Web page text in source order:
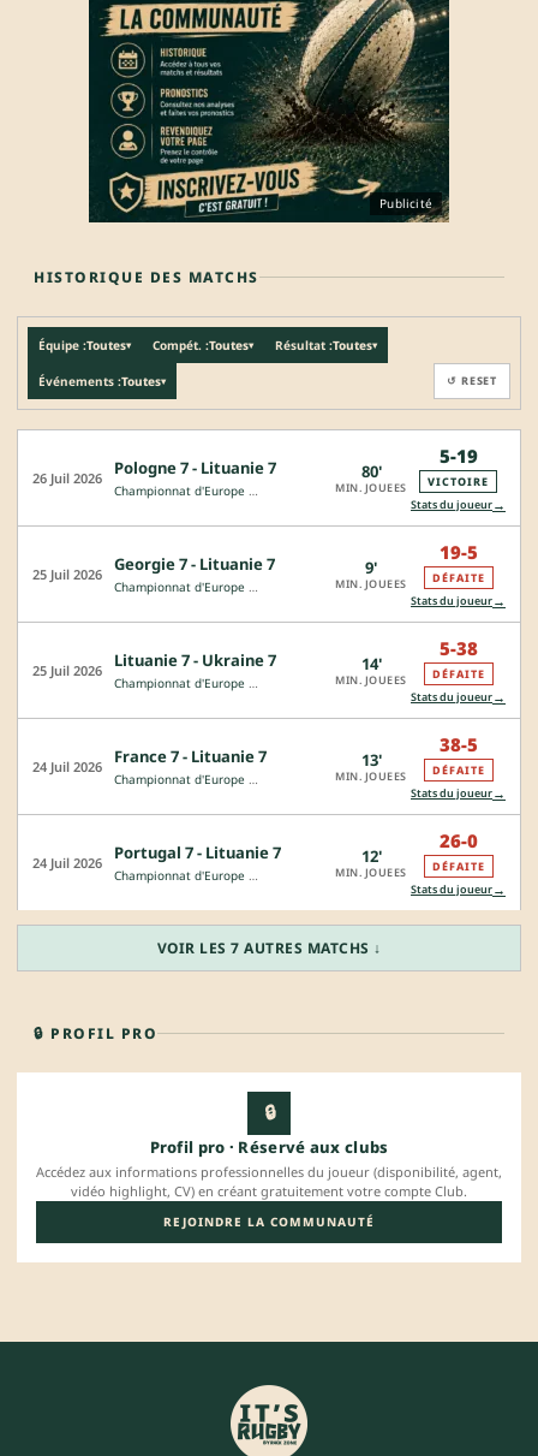
Publicité
HISTORIQUE DES MATCHS
Équipe :Toutes▾ Compét. :Toutes▾ Résultat :Toutes▾
Événements :Toutes▾ ↺ RESET
26 Juil 2026 Pologne 7 - Lituanie 7
Championnat d'Europe de Rugby à 7
80'
MIN. JOUEES
5-19
VICTOIRE
Stats du joueur→
25 Juil 2026 Georgie 7 - Lituanie 7
Championnat d'Europe de Rugby à 7
9'
MIN. JOUEES
19-5
DÉFAITE
Stats du joueur→
25 Juil 2026 Lituanie 7 - Ukraine 7
Championnat d'Europe de Rugby à 7
14'
MIN. JOUEES
5-38
DÉFAITE
Stats du joueur→
24 Juil 2026 France 7 - Lituanie 7
Championnat d'Europe de Rugby à 7
13'
MIN. JOUEES
38-5
DÉFAITE
Stats du joueur→
24 Juil 2026 Portugal 7 - Lituanie 7
Championnat d'Europe de Rugby à 7
12'
MIN. JOUEES
26-0
DÉFAITE
Stats du joueur→
VOIR LES 7 AUTRES MATCHS ↓
🔒 PROFIL PRO
🔒
Profil pro · Réservé aux clubs
Accédez aux informations professionnelles du joueur (disponibilité, agent,
vidéo highlight, CV) en créant gratuitement votre compte Club.
REJOINDRE LA COMMUNAUTÉ